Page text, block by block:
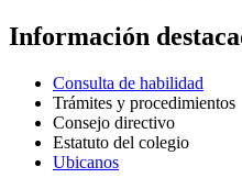
Información
Consulta de habilidad
Trámites y procedimientos
Consejo directivo
Estatuto del colegio
Ubicanos